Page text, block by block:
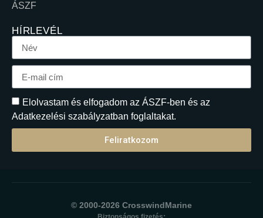
ÁSZF
HÍRLEVÉL
Elolvastam és elfogadom az ÁSZF-ben és az
Adatkezelési szabályzatban foglaltakat.
Feliratkozom
© 2000-2026 CrosswindMarine